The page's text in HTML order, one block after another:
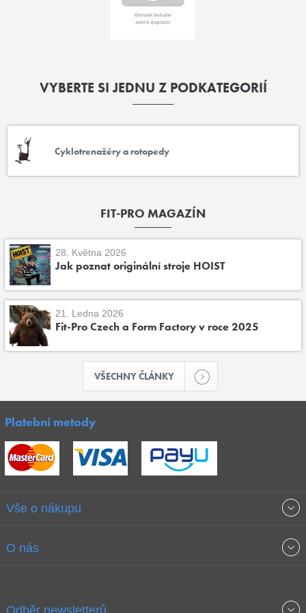
VYBERTE SI JEDNU Z PODKATEGORIÍ
Cyklotrenažéry a rotopedy
FIT-PRO MAGAZÍN
28. Května 2026
Jak poznat originální stroje HOIST
21. Ledna 2026
Fit-Pro Czech a Form Factory v roce 2025
VŠECHNY ČLÁNKY
Platební metody
Vše o nákupu
Obchodní podmínky
O nás